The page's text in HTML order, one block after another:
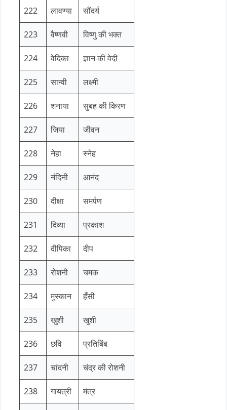
222 लावण्या सौंदर्य
223 वैष्णवी विष्णु की भक्त
224 वेदिका ज्ञान की वेदी
225 सान्वी लक्ष्मी
226 शनाया सुबह की किरण
227 जिया जीवन
228 नेहा स्नेह
229 नंदिनी आनंद
230 दीक्षा समर्पण
231 दिव्या प्रकाश
232 दीपिका दीप
233 रोशनी चमक
234 मुस्कान हँसी
235 खुशी खुशी
236 छवि प्रतिबिंब
237 चांदनी चंद्र की रोशनी
238 गायत्री मंत्र